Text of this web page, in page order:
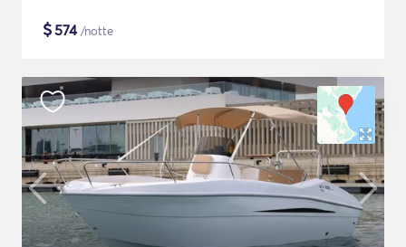
$574/notte